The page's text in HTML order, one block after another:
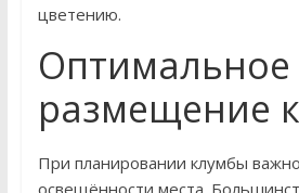
цветению.
Оптимальное
размещение
При планировании клумбы
освещённости места.